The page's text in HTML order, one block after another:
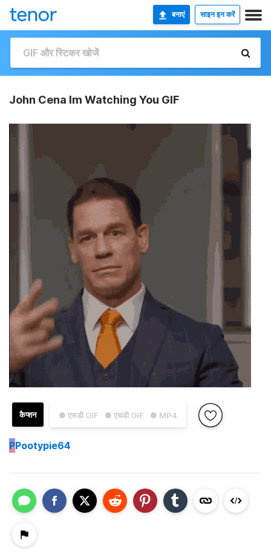
बनाएं साइन इन करें
John Cena Im Watching You GIF
● एसडी GIF ● एचडी GIF ● MP4
कैप्शन
PPootypie64